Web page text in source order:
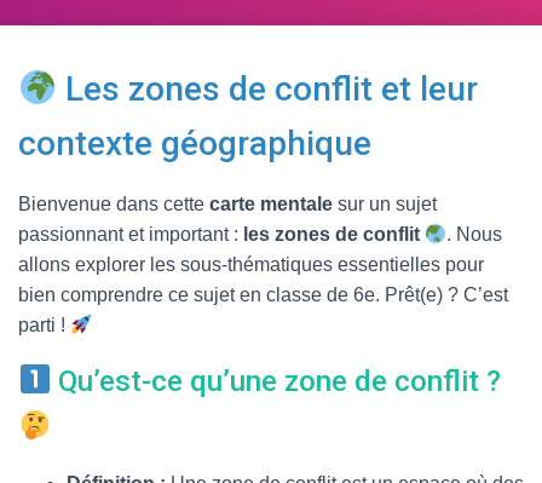
Les zones de conflit et leur
contexte géographique
Bienvenue dans cette carte mentale sur un sujet
passionnant et important : les zones de conflit
. Nous
allons explorer les sous-thématiques essentielles pour
bien comprendre ce sujet en classe de 6e. Prêt(e) ? C’est
parti !
Qu’est-ce qu’une zone de conflit ?